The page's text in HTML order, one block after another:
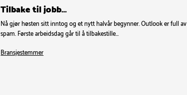
Tilbake til jobb…
Nå gjør høsten sitt inntog og et nytt halvår begynner. Outlook er full av
spam. Første arbeidsdag går til å tilbakestille…
Bransjestemmer